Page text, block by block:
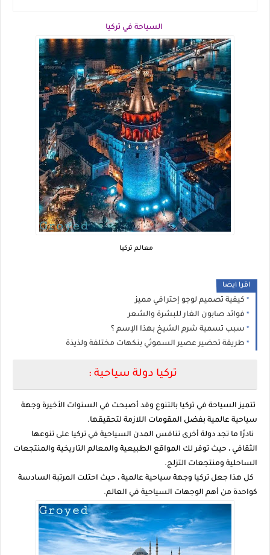
السياحة في تركيا
معالم تركيا
اقرا ايضا
كيفية تصميم لوجو إحترافي مميز
فوائد صابون الغار للبشرة والشعر
سبب تسمية شرم الشيخ بهذا الإسم ؟
طريقة تحضير عصير السموثي بنكهات مختلفة ولذيذة
تركيا دولة سياحية :
تتميز السياحة في تركيا بالتنوع وقد أصبحت في السنوات الأخيرة وجهة
سياحية عالمية بفضل المقومات اللازمة لتحقيقها.
نادرًا ما تجد دولة أخرى تنافس المدن السياحية في تركيا على تنوعها
الثقافي ، حيث توفر لك المواقع الطبيعية والمعالم التاريخية والمنتجعات
الساحلية ومنتجعات التزلج.
كل هذا جعل تركيا وجهة سياحية عالمية ، حيث احتلت المرتبة السادسة
كواحدة من أهم الوجهات السياحية في العالم.